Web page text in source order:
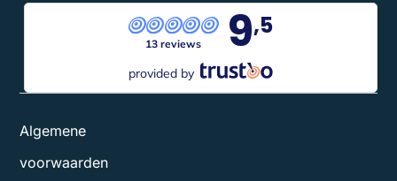
13 reviews 9,5
provided by
Algemene
voorwaarden